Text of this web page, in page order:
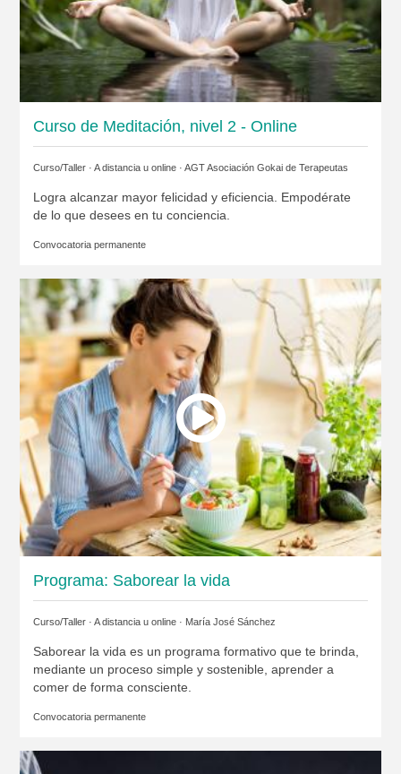
Curso de Meditación, nivel 2 - Online
Curso/Taller · A distancia u online · AGT Asociación Gokai de Terapeutas
Logra alcanzar mayor felicidad y eficiencia. Empodérate
de lo que desees en tu conciencia.
Convocatoria permanente
Programa: Saborear la vida
Curso/Taller · A distancia u online · María José Sánchez
Saborear la vida es un programa formativo que te brinda,
mediante un proceso simple y sostenible, aprender a
comer de forma consciente.
Convocatoria permanente